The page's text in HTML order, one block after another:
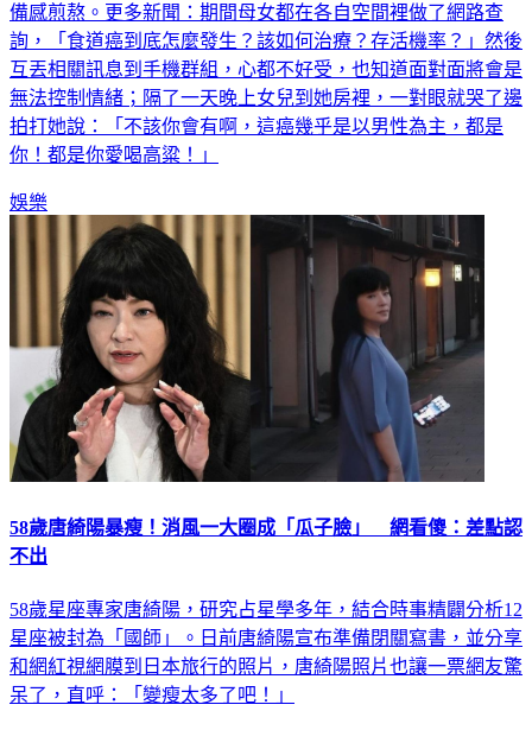
備感煎熬。更多新聞：期間母女都在各自空間裡做了網路查
詢，「食道癌到底怎麼發生？該如何治療？存活機率？」然後
互丟相關訊息到手機群組，心都不好受，也知道面對面將會是
無法控制情緒；隔了一天晚上女兒到她房裡，一對眼就哭了邊
拍打她說：「不該你會有啊，這癌幾乎是以男性為主，都是
你！都是你愛喝高粱！」
娛樂
58歲唐綺陽暴瘦！消風一大圈成「瓜子臉」 網看傻：差點認
不出
58歲星座專家唐綺陽，研究占星學多年，結合時事精闢分析12
星座被封為「國師」。日前唐綺陽宣布準備閉關寫書，並分享
和網紅視網膜到日本旅行的照片，唐綺陽照片也讓一票網友驚
呆了，直呼：「變瘦太多了吧！」